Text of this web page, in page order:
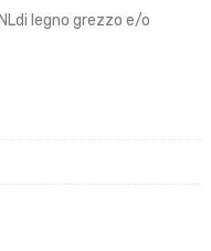
legno grezzo e/o